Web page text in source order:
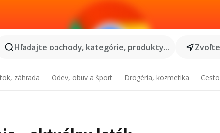
Hľadajte obchody, kategórie, produkty...
záhrada Odev, obuv a šport Drogéria, kozmetika